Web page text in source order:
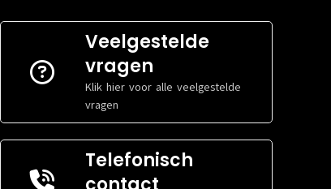
Veelgestelde
vragen
Klik hier voor alle veelgestelde
vragen
Telefonisch